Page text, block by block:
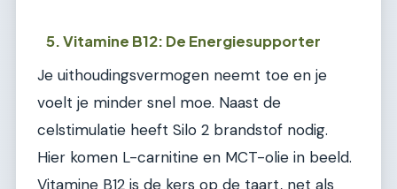
5. Vitamine B12: De Energiesupporter
Je uithoudingsvermogen neemt toe en je
voelt je minder snel moe. Naast de
celstimulatie heeft Silo 2 brandstof nodig.
Hier komen L-carnitine en MCT-olie in beeld.
Vitamine B12 is de kers op de taart, net als